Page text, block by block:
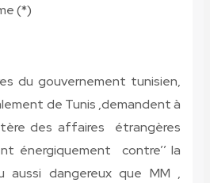
(*)
du gouvernement tunisien,
de Tunis ,demandent à
des affaires étrangères
énergiquement contre’’ la
aussi dangereux que MM ,